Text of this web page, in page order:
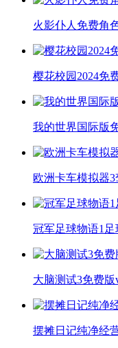
火影仆人免费角
樱花校园2024免
我的世界国际版
欧洲卡车模拟器
冠军足球物语1足
大脑测试3免费版
摆摊日记纯净经